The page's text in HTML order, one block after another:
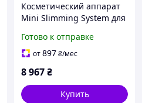
Косметический аппарат
Mini Slimming System для
кожи 40kHz белый 220V
Готово к отправке
от897₴/мес
8 967₴
Купить